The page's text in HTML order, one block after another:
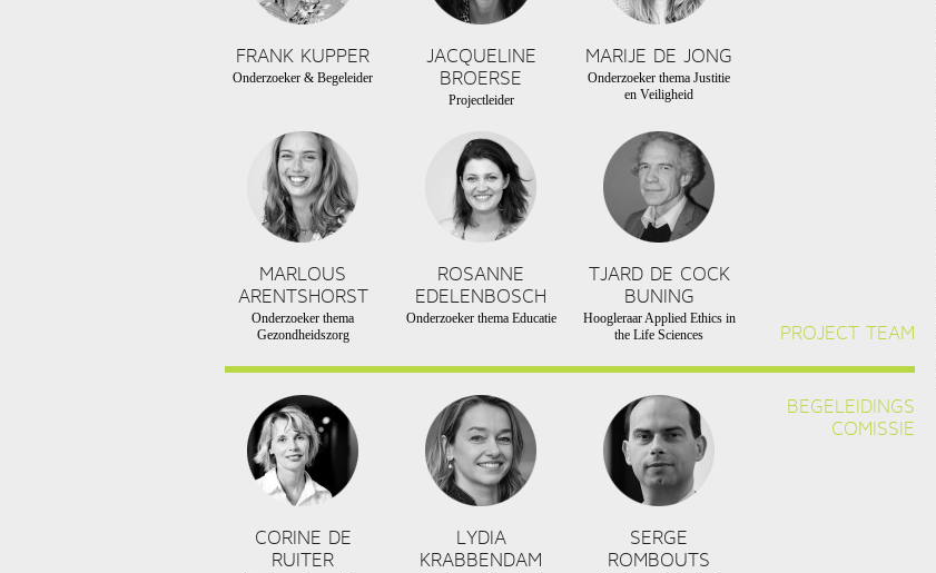
FRANK KUPPER
Onderzoeker & Begeleider
JACQUELINE
BROERSE
Projectleider
MARIJE DE JONG
Onderzoeker thema Justitie
en Veiligheid
MARLOUS
ARENTSHORST
Onderzoeker thema
Gezondheidszorg
ROSANNE
EDELENBOSCH
Onderzoeker thema Educatie
TJARD DE COCK
BUNING
Hoogleraar Applied Ethics in
the Life Sciences
PROJECT TEAM
CORINE DE
RUITER
LYDIA
KRABBENDAM
SERGE
ROMBOUTS
BEGELEIDINGS
COMISSIE